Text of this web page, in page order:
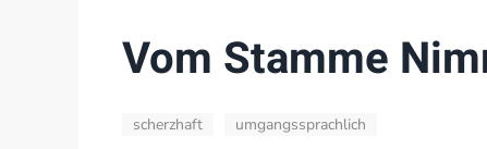
Vom Stamme
scherzhaft umgangssprachlich